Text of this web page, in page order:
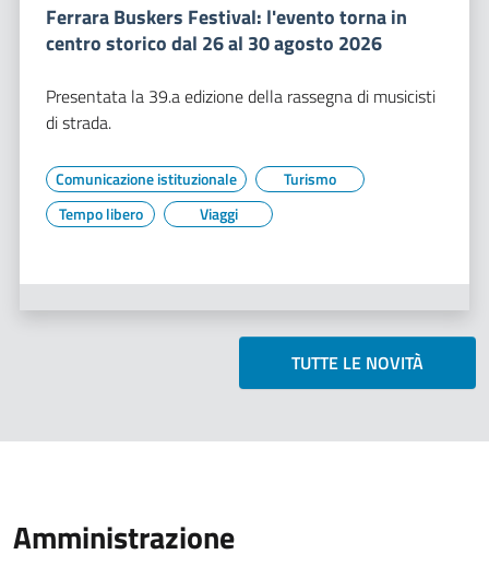
Ferrara Buskers Festival: l'evento torna in
centro storico dal 26 al 30 agosto 2026
Presentata la 39.a edizione della rassegna di musicisti
di strada.
Comunicazione istituzionale
Turismo
Tempo libero
Viaggi
TUTTE LE NOVITÀ
Amministrazione